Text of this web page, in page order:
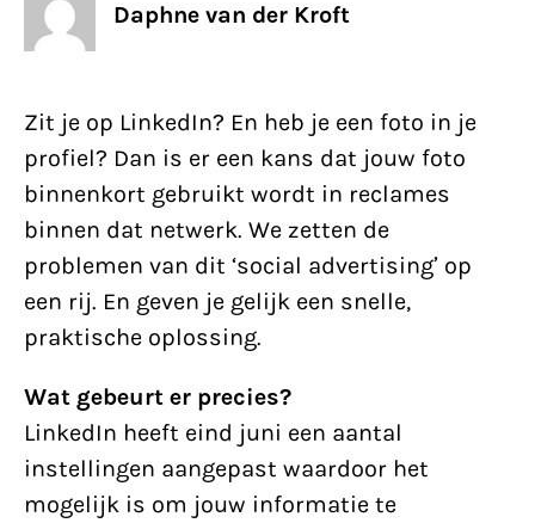
Daphne van der Kroft
Zit je op LinkedIn? En heb je een foto in je
profiel? Dan is er een kans dat jouw foto
binnenkort gebruikt wordt in reclames
binnen dat netwerk. We zetten de
problemen van dit ‘social advertising’ op
een rij. En geven je gelijk een snelle,
praktische oplossing.
Wat gebeurt er precies?
LinkedIn heeft eind juni een aantal
instellingen aangepast waardoor het
mogelijk is om jouw informatie te